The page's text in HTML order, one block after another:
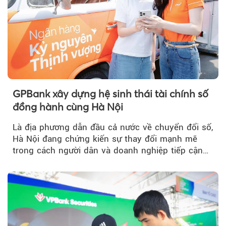
GPBank xây dựng hệ sinh thái tài chính số
đồng hành cùng Hà Nội
Là địa phương dẫn đầu cả nước về chuyển đổi số,
Hà Nội đang chứng kiến sự thay đổi mạnh mẽ
trong cách người dân và doanh nghiệp tiếp cận